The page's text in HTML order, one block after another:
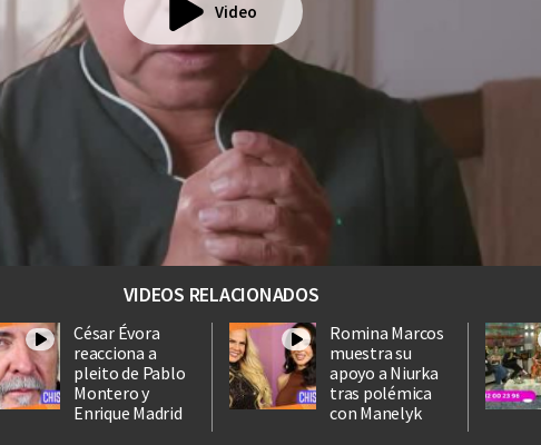
Video
VIDEOS RELACIONADOS
César Évora
reacciona a
pleito de Pablo
Montero y
Enrique Madrid
Romina Marcos
muestra su
apoyo a Niurka
tras polémica
con Manelyk